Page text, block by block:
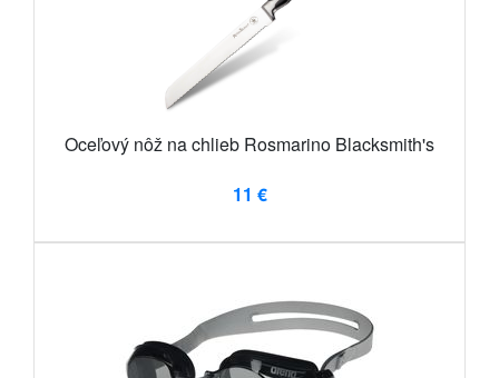
Oceľový nôž na chlieb Rosmarino Blacksmith's
11 €